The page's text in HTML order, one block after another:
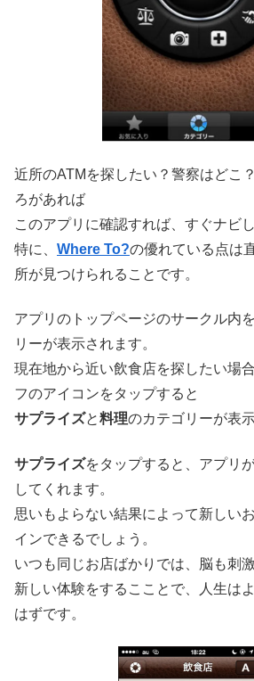
近所のATMを探したい？警察はどこ
ろがあれば
このアプリに確認すれば、すぐナビ
特に、 Where To?の優れている点は
所が見つけられることです。
アプリのトップページのサークル内
リーが表示されます。
現在地から近い飲食店を探したい場
フのアイコンをタップすると
サプライズと料理のカテゴリーが表
サプライズをタップすると、アプリ
してくれます。
思いもよらない結果によって新しい
インできるでしょう。
いつも同じお店ばかりでは、脳も刺
新しい体験をするこことで、人生は
はずです。